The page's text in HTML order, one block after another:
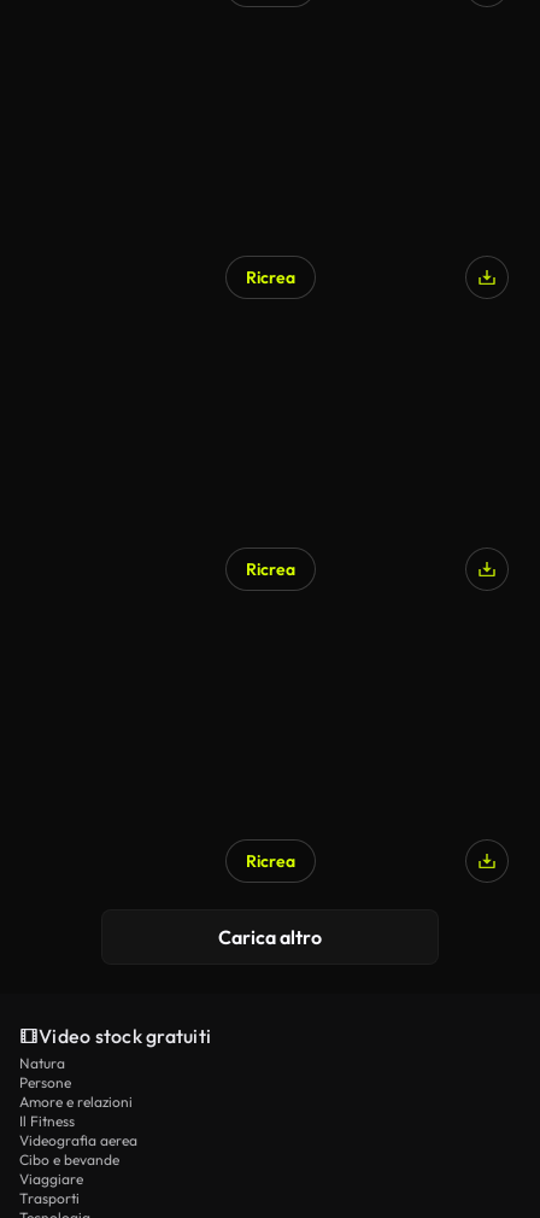
Ricrea
Ricrea
Ricrea
Carica altro
Video stock gratuiti
Natura
Persone
Amore e relazioni
Il Fitness
Videografia aerea
Cibo e bevande
Viaggiare
Trasporti